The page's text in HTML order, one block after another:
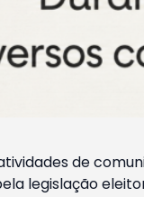
de
legislação